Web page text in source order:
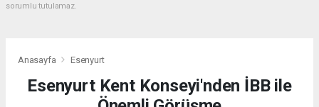
sorumlu tutulamaz.
Anasayfa Esenyurt
Esenyurt Kent Konseyi'nden İBB ile